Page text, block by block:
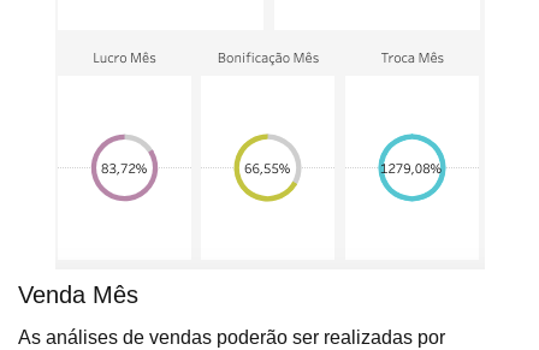
Venda Mês
As análises de vendas poderão ser realizadas por